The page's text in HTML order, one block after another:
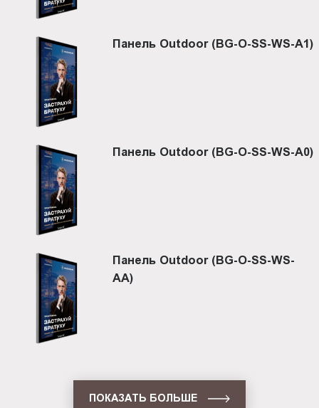
Панель Outdoor (BG-O-SS-WS-A1)
Панель Outdoor (BG-O-SS-WS-A0)
Панель Outdoor (BG-O-SS-WS-
AA)
ПОКАЗАТЬ БОЛЬШЕ